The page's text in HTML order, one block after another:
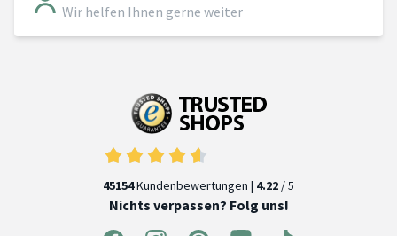
Wir helfen Ihnen gerne weiter
45154Kundenbewertungen | 4.22 / 5
Nichts verpassen? Folg uns!